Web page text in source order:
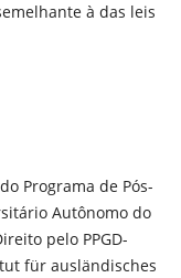
à das leis
Programa de Pós-
Autônomo do
pelo PPGD-
für ausländisches